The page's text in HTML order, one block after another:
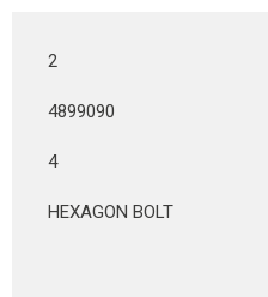
2
4899090
4
HEXAGON BOLT